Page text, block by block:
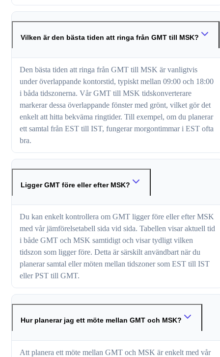
Vilken är den bästa tiden att ringa från GMT till MSK?
Den bästa tiden att ringa från GMT till MSK är vanligtvis
under överlappande kontorstid, typiskt mellan 09:00 och 18:00
i båda tidszonerna. Vår GMT till MSK tidskonverterare
markerar dessa överlappande fönster med grönt, vilket gör det
enkelt att hitta bekväma ringtider. Till exempel, om du planerar
ett samtal från EST till IST, fungerar morgontimmar i EST ofta
bra.
Ligger GMT före eller efter MSK?
Du kan enkelt kontrollera om GMT ligger före eller efter MSK
med vår jämförelsetabell sida vid sida. Tabellen visar aktuell tid
i både GMT och MSK samtidigt och visar tydligt vilken
tidszon som ligger före. Detta är särskilt användbart när du
planerar samtal eller möten mellan tidszoner som EST till IST
eller PST till GMT.
Hur planerar jag ett möte mellan GMT och MSK?
Att planera ett möte mellan GMT och MSK är enkelt med vår